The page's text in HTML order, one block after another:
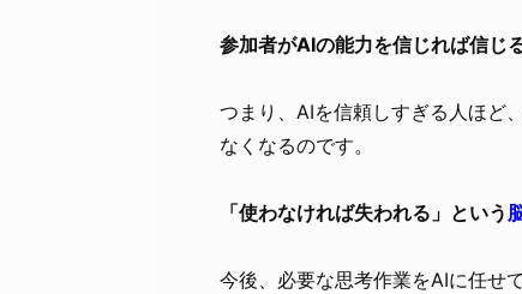
参加者がAIの能力を信じれば信じ
つまり、AIを信頼しすぎる人ほど
なくなるのです。
「使わなければ失われる」という
今後、必要な思考作業をAIに任せ